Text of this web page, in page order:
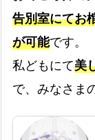
告別室にてお
が可能です。
私どもにて美
で、みなさま